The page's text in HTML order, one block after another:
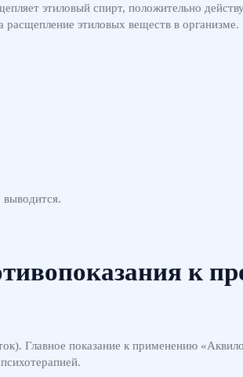
этиловый спирт, положительно
этиловых веществ в организме.
выводится.
к
Главное показание к применению